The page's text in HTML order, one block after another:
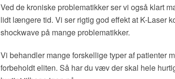
Ved de kroniske problematikker ser vi også klart
lidt længere tid. Vi ser rigtig god effekt at K-Laser
shockwave på mange problematikker.
Vi behandler mange forskellige typer af patienter
forbeholdt eliten. Så har du væv der skal hele